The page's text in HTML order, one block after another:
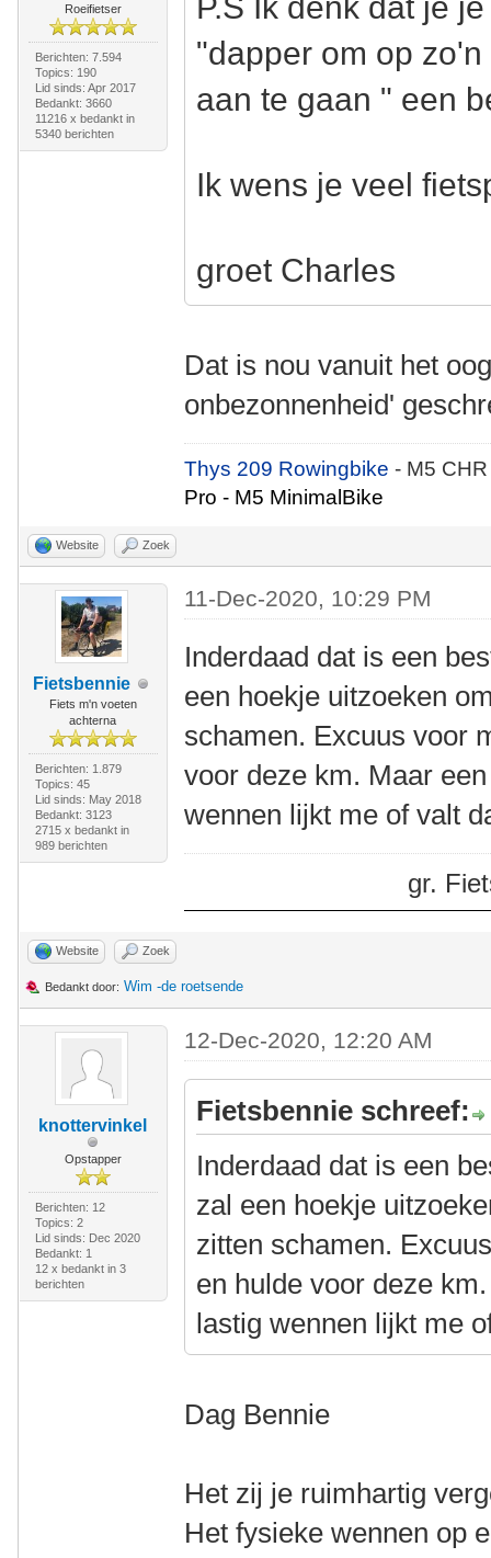
Roeifietser
Berichten: 7.594
Topics: 190
Lid sinds: Apr 2017
Bedankt: 3660
11216 x bedankt in
5340 berichten
"dapper om op
aan te gaan " een
Ik wens je veel
groet Charles
Dat is nou vanuit het
onbezonnenheid'
Thys 209 Rowingbike- M5
Pro - M5 MinimalBike
Website Zoek
Fietsbennie
Fiets m'n voeten
achterna
Berichten: 1.879
Topics: 45
Lid sinds: May 2018
Bedankt: 3123
2715 x bedankt in
989 berichten
11-Dec-2020, 10:29 PM
Inderdaad dat is een
een hoekje uitzoeken
schamen. Excuus voor
voor deze km. Maar
wennen lijkt me of valt
gr.
Website Zoek
Bedankt door: Wim -de roetsende
knottervinkel
Opstapper
Berichten: 12
Topics: 2
Lid sinds: Dec 2020
Bedankt: 1
12 x bedankt in 3
berichten
12-Dec-2020, 12:20 AM
Fietsbennie schreef:
Inderdaad dat is een
zal een hoekje
zitten schamen.
en hulde voor deze
lastig wennen lijkt me
Dag Bennie
Het zij je ruimhartig
Het fysieke wennen op